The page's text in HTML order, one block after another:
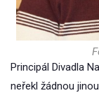
Principál Divadla
neřekl žádnou